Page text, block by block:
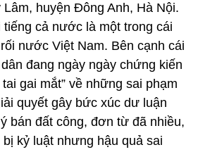
huyện Đông Anh, Hà Nội.
cả nước là một trong cái
nước Việt Nam. Bên cạnh cái
đang ngày ngày chứng kiến
gai mắt” về những sai phạm
quyết gây bức xúc dư luận
bán đất công, đơn từ đã nhiều,
kỷ luật nhưng hậu quả sai